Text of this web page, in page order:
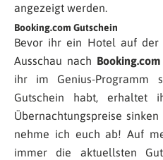
angezeigt werden.
Booking.com Gutschein
Bevor ihr ein Hotel auf
Ausschau nach
ihr im Genius-Programm
Gutschein habt, erhaltet
Übernachtungspreise
nehme ich euch ab! Auf
immer die aktuellsten